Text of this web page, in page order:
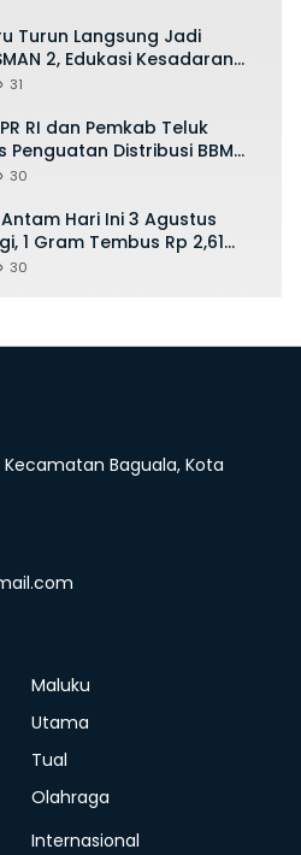
Turun Langsung Jadi
2, Edukasi Kesadaran
Kekerasan
31
RI dan Pemkab Teluk
Penguatan Distribusi BBM
30
Hari Ini 3 Agustus
1 Gram Tembus Rp 2,61
30
Kecamatan Baguala, Kota
Maluku
Utama
Tual
Olahraga
Internasional